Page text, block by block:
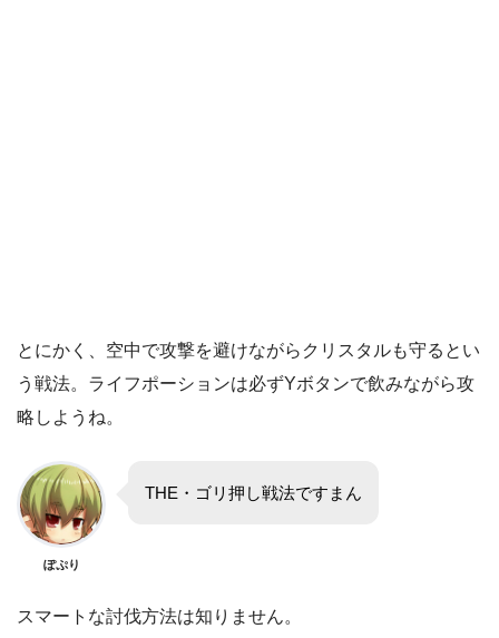
とにかく、空中で攻撃を避けながらクリスタルも守るとい
う戦法。ライフポーションは必ずYボタンで飲みながら攻
略しようね。
ぽぷり
THE・ゴリ押し戦法ですまん
スマートな討伐方法は知りません。